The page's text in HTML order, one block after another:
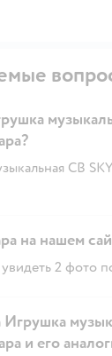
CB
на нашем
2 фото
Игрушка
и его